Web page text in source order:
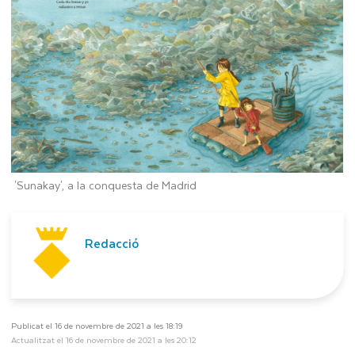
'Sunakay', a la conquesta de Madrid
Redacció
Publicat el 16 de novembre de 2021 a les 18:19
Actualitzat el 16 de novembre de 2021 a les 20:12